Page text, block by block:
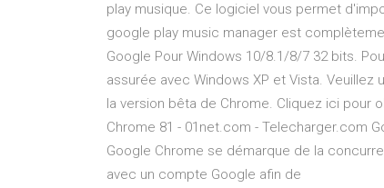
play musique. Ce logiciel vous permet
google play music manager est
Google Pour Windows 10/8.1/8/7 32 bits.
assurée avec Windows XP et Vista.
la version bêta de Chrome. Cliquez ici pour
Chrome 81 - 01net.com - Telecharger.com
Google Chrome se démarque de la
avec un compte Google afin de